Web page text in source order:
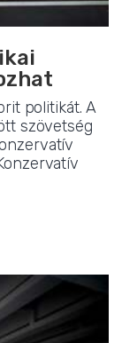
politikát. A
szövetség